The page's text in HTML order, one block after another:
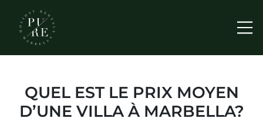
QUEL EST LE PRIX MOYEN
D’UNE VILLA À MARBELLA?